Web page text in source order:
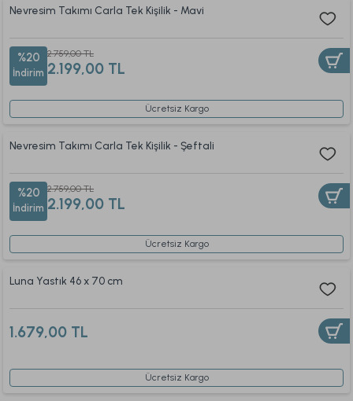
Nevresim Takımı Carla Tek Kişilik - Mavi
%20
İndirim
2.759,00 TL
2.199,00 TL
Ücretsiz Kargo
Nevresim Takımı Carla Tek Kişilik - Şeftali
%20
İndirim
2.759,00 TL
2.199,00 TL
Ücretsiz Kargo
Luna Yastık 46 x 70 cm
1.679,00 TL
Ücretsiz Kargo